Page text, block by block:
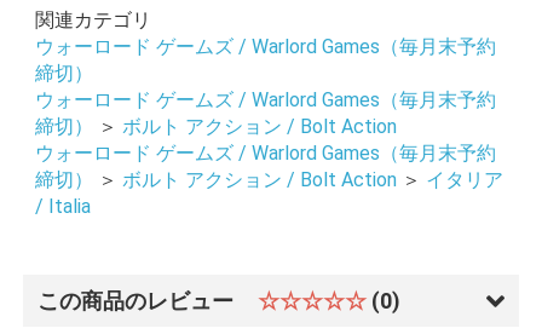
関連カテゴリ
ウォーロード ゲームズ / Warlord Games（毎月末予約
締切）
ウォーロード ゲームズ / Warlord Games（毎月末予約
締切）
＞ ボルト アクション / Bolt Action
ウォーロード ゲームズ / Warlord Games（毎月末予約
締切）
＞ ボルト アクション / Bolt Action ＞ イタリア
/ Italia
この商品のレビュー ☆☆☆☆☆ (0)